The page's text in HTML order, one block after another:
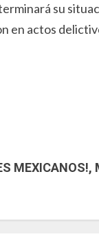
su
en actos